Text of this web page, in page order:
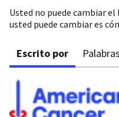
Usted no puede cambiar el
usted puede cambiar es
Escrito por